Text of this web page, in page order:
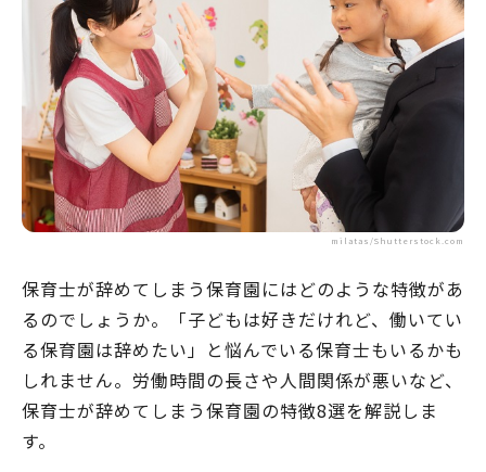
milatas/Shutterstock.com
保育士が辞めてしまう保育園にはどのような特徴があ
るのでしょうか。「子どもは好きだけれど、働いてい
る保育園は辞めたい」と悩んでいる保育士もいるかも
しれません。労働時間の長さや人間関係が悪いなど、
保育士が辞めてしまう保育園の特徴8選を解説しま
す。